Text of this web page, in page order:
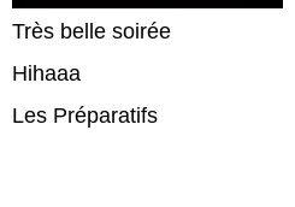
Très belle soirée
Hihaaa
Les Préparatifs